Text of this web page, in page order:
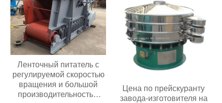
Ленточный питатель с
регулируемой скоростью
вращения и большой
производительностью
Цена по прейскуранту
завода-изготовителя на